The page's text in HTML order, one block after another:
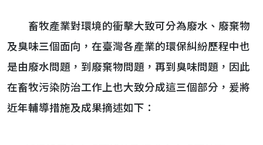
畜牧產業對環境的衝擊大致可分為廢水、廢棄物
及臭味三個面向，在臺灣各產業的環保糾紛歷程中也
是由廢水問題，到廢棄物問題，再到臭味問題，因此
在畜牧污染防治工作上也大致分成這三個部分，爰將
近年輔導措施及成果摘述如下：